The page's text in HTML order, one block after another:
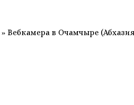
» Вебкамера в Очамчыре